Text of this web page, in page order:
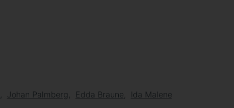
Johan Palmberg Edda Braune
Ida Malene